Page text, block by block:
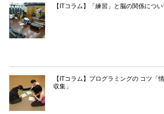
【ITコラム】「練習」と脳の関係につい
【ITコラム】プログラミングの コツ「情
収集」